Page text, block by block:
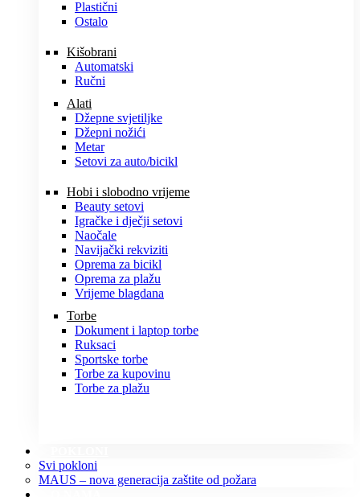
Plastični
Ostalo
Kišobrani
Automatski
Ručni
Alati
Džepne svjetiljke
Džepni nožići
Metar
Setovi za auto/bicikl
Hobi i slobodno vrijeme
Beauty setovi
Igračke i dječji setovi
Naočale
Navijački rekviziti
Oprema za bicikl
Oprema za plažu
Vrijeme blagdana
Torbe
Dokument i laptop torbe
Ruksaci
Sportske torbe
Torbe za kupovinu
Torbe za plažu
Svi pokloni
MAUS – nova generacija zaštite od požara